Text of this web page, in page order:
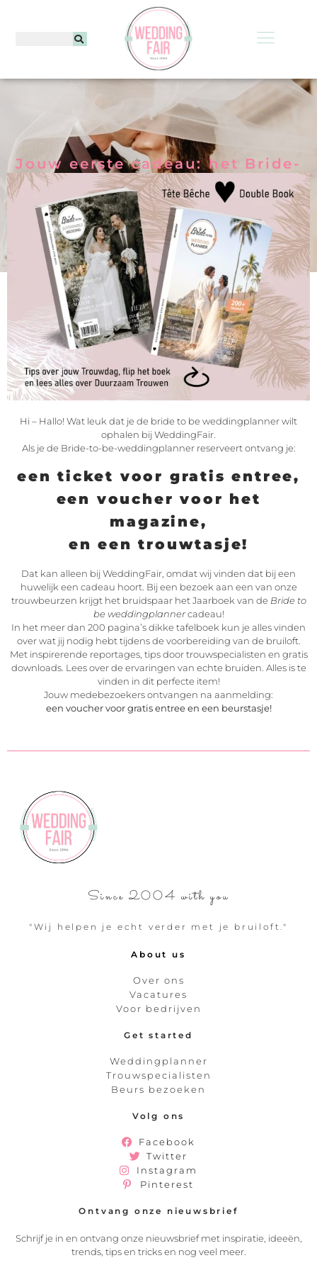
Jouw eerste cadeau: het Bride-
to-be WeddingPlanner Jaarboek.
Hi – Hallo! Wat leuk dat je de bride to be weddingplanner wilt
ophalen bij WeddingFair.
Als je de Bride-to-be-weddingplanner reserveert ontvang je:
een ticket voor gratis entree,
een voucher voor het
magazine,
en een trouwtasje!
Dat kan alleen bij WeddingFair, omdat wij vinden dat bij een
huwelijk een cadeau hoort. Bij een bezoek aan een van onze
trouwbeurzen krijgt het bruidspaar het Jaarboek van de Bride to
be weddingplannercadeau!
In het meer dan 200 pagina’s dikke tafelboek kun je alles vinden
over wat jij nodig hebt tijdens de voorbereiding van de bruiloft.
Met inspirerende reportages, tips door trouwspecialisten en gratis
downloads. Lees over de ervaringen van echte bruiden. Alles is te
vinden in dit perfecte item!
Jouw medebezoekers ontvangen na aanmelding:
een voucher voor gratis entree en een beurstasje!
Since 2004 with you
"Wij helpen je echt verder met je bruiloft."
About us
Over ons
Vacatures
Voor bedrijven
Get started
Weddingplanner
Trouwspecialisten
Beurs bezoeken
Volg ons
Facebook
Twitter
Instagram
Pinterest
Ontvang onze nieuwsbrief
Schrijf je in en ontvang onze nieuwsbrief met inspiratie, ideeën,
trends, tips en tricks en nog veel meer.